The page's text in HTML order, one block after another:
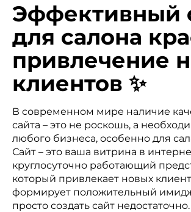
Эффективный
для салона
привлечение
клиентов ✨
В современном мире наличие
сайта – это не роскошь, а
любого бизнеса, особенно для
Сайт – это ваша витрина в
круглосуточно работающий
который привлекает новых
формирует положительный
просто создать сайт